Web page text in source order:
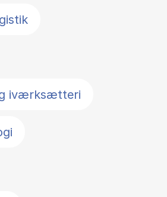
iværksætteri